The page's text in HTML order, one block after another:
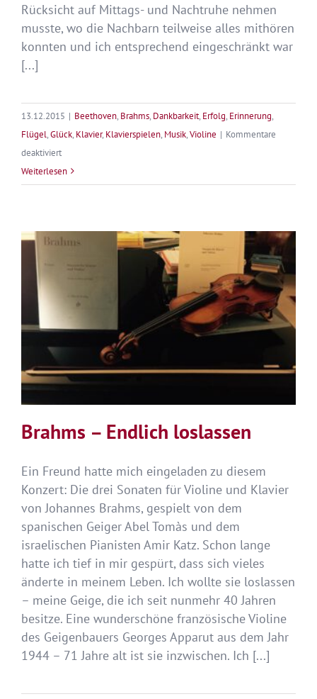
Rücksicht auf Mittags- und Nachtruhe nehmen
musste, wo die Nachbarn teilweise alles mithören
konnten und ich entsprechend eingeschränkt war
[...]
13.12.2015 | Beethoven, Brahms, Dankbarkeit, Erfolg, Erinnerung,
Flügel,Glück, Klavier, Klavierspielen, Musik,Violine | Kommentare
deaktiviertfür
Klavierspielen
Weiterlesen
Brahms – Endlich loslassen
Ein Freund hatte mich eingeladen zu diesem
Konzert: Die drei Sonaten für Violine und Klavier
von Johannes Brahms, gespielt von dem
spanischen Geiger Abel Tomàs und dem
israelischen Pianisten Amir Katz. Schon lange
hatte ich tief in mir gespürt, dass sich vieles
änderte in meinem Leben. Ich wollte sie loslassen
– meine Geige, die ich seit nunmehr 40 Jahren
besitze. Eine wunderschöne französische Violine
des Geigenbauers Georges Apparut aus dem Jahr
1944 – 71 Jahre alt ist sie inzwischen. Ich [...]